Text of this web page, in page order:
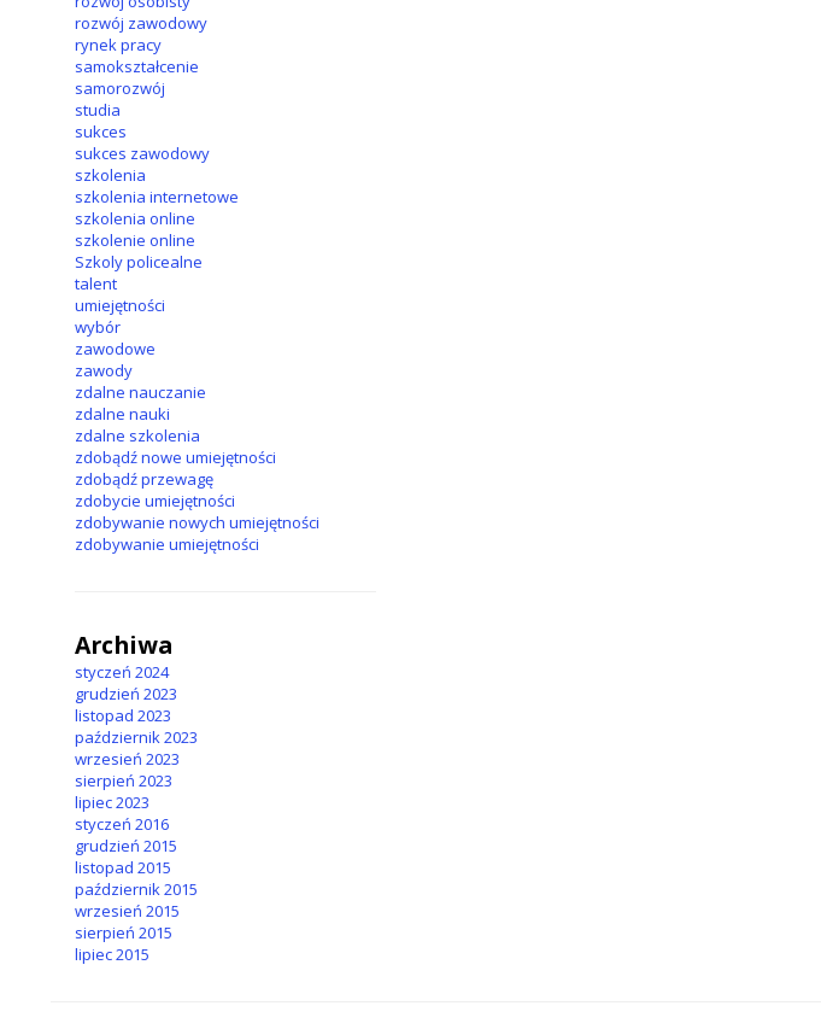
rozwój zawodowy
rynek pracy
samokształcenie
samorozwój
studia
sukces
sukces zawodowy
szkolenia
szkolenia internetowe
szkolenia online
szkolenie online
Szkoly policealne
talent
umiejętności
wybór
zawodowe
zawody
zdalne nauczanie
zdalne nauki
zdalne szkolenia
zdobądź nowe umiejętności
zdobądź przewagę
zdobycie umiejętności
zdobywanie nowych umiejętności
zdobywanie umiejętności
Archiwa
styczeń 2024
grudzień 2023
listopad 2023
październik 2023
wrzesień 2023
sierpień 2023
lipiec 2023
styczeń 2016
grudzień 2015
listopad 2015
październik 2015
wrzesień 2015
sierpień 2015
lipiec 2015